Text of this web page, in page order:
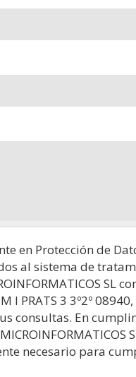
en Protección de
al sistema de
SL
PRATS 3 3º2º 08940,
consultas. En
necesario para